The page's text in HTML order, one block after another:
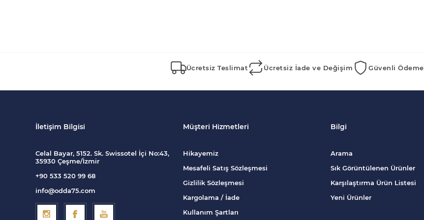
Ücretsiz Teslimat Ücretsiz İade ve Değişim Güvenli Ödeme
İletişim Bilgisi
Celal Bayar, 5152. Sk. Swissotel İçi No:43,
35930 Çeşme/İzmir
+90 533 520 99 68
info@odda75.com
Müşteri Hizmetleri
Hikayemiz
Mesafeli Satış Sözleşmesi
Gizlilik Sözleşmesi
Kargolama / İade
Kullanım Şartları
Bilgi
Arama
Sık Görüntülenen Ürünler
Karşılaştırma Ürün Listesi
Yeni Ürünler